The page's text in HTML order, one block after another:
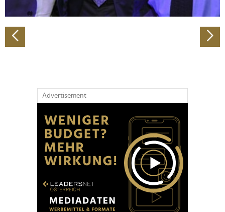
analysieren. Außerdem geben wir Informationen zu Ihrer
Verwendung unserer Website an unsere Partner für
soziale Medien, Werbung und Analysen weiter. Unsere
Partner führen diese Informationen möglicherweise mit
Advertisement